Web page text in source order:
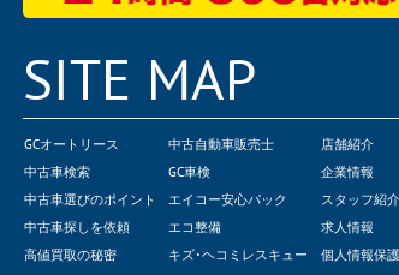
SITE MAP
GCオートリース
中古車検索
中古車選びのポイント
中古車探しを依頼
高値買取の秘密
中古自動車販売士
GC車検
エイコー安心パック
エコ整備
キズ･ヘコミレスキュー
店舗紹介
企業情報
スタッフ紹介
求人情報
個人情報保